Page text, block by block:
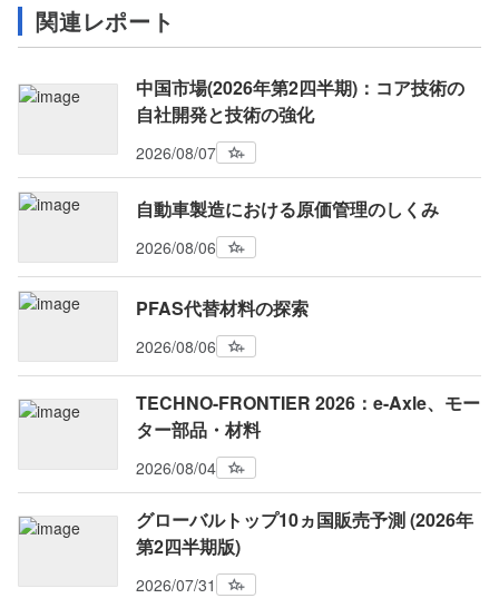
関連レポート
中国市場(2026年第2四半期)：コア技術の
自社開発と技術の強化
2026/08/07
自動車製造における原価管理のしくみ
2026/08/06
PFAS代替材料の探索
2026/08/06
TECHNO-FRONTIER 2026：e-Axle、モー
ター部品・材料
2026/08/04
グローバルトップ10ヵ国販売予測 (2026年
第2四半期版)
2026/07/31